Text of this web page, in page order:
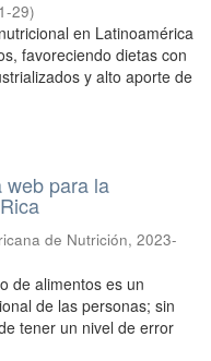
29)
en Latinoamérica
favoreciendo dietas con
y alto aporte de
web para la
de Nutrición, 2023-
de alimentos es un
de las personas; sin
tener un nivel de error